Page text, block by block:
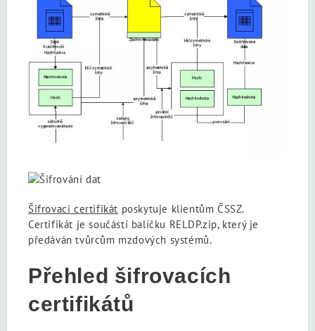
Šifrovací certifikát poskytuje klientům ČSSZ.
Certifikát je součástí balíčku RELDP.zip, který je
předáván tvůrcům mzdových systémů.
Přehled šifrovacích
certifikátů